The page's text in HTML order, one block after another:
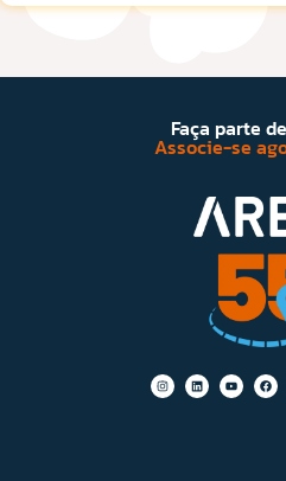
Faça parte
Associe-se